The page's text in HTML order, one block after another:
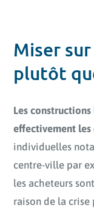
Miser
plutôt
Les
effectivement les
individuelles
centre-ville par
les acheteurs
raison de la